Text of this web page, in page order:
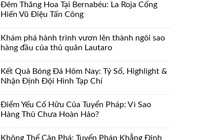
Đêm Thăng Hoa Tại Bernabéu: La Roja Cống
Hiến Vũ Điệu Tấn Công
Khám phá hành trình vươn lên thành ngôi sao
hàng đầu của thủ quân Lautaro
Kết Quả Bóng Đá Hôm Nay: Tỷ Số, Highlight &
Nhận Định Đội Hình Tạp Chí
Điểm Yếu Cố Hữu Của Tuyển Pháp: Vì Sao
Hàng Thủ Chưa Hoàn Hảo?
Không Thể Cản Phá: Tuyển Pháp Khẳng Định